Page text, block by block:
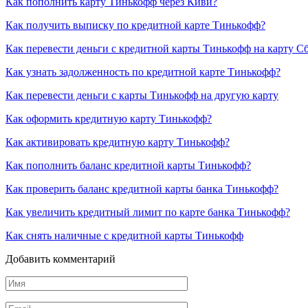
Как получить выписку по кредитной карте Тинькофф?
Как перевести деньги с кредитной карты Тинькофф на карту
Как узнать задолженность по кредитной карте Тинькофф?
Как перевести деньги с карты Тинькофф на другую карту
Как оформить кредитную карту Тинькофф?
Как активировать кредитную карту Тинькофф?
Как пополнить баланс кредитной карты Тинькофф?
Как проверить баланс кредитной карты банка Тинькофф?
Как увеличить кредитный лимит по карте банка Тинькофф?
Как снять наличные с кредитной карты Тинькофф
Добавить комментарий
Имя
*